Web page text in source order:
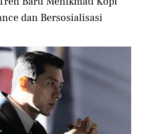
dan Bersosialisasi